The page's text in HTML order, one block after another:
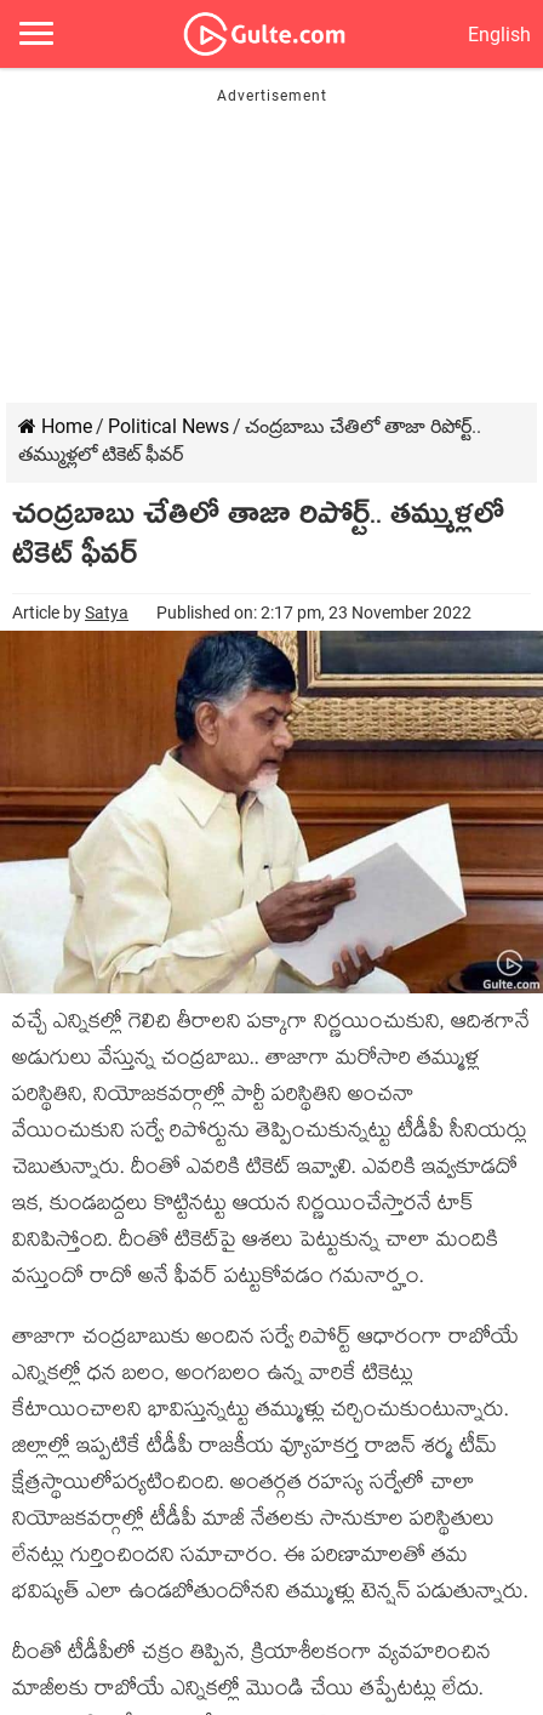
English
Home/ Political News/ చంద్ర‌బాబు చేతిలో తాజా రిపోర్ట్‌..
త‌మ్ముళ్ల‌లో టికెట్ ఫీవ‌ర్‌
చంద్ర‌బాబు చేతిలో తాజా రిపోర్ట్‌.. త‌మ్ముళ్ల‌లో
టికెట్ ఫీవ‌ర్‌
Article bySatya Published on: 2:17 pm, 23 November 2022
వ‌చ్చే ఎన్నిక‌ల్లో గెలిచి తీరాల‌ని ప‌క్కాగా నిర్ణ‌యించుకుని, ఆదిశ‌గానే
అడుగులు వేస్తున్న చంద్ర‌బాబు.. తాజాగా మ‌రోసారి త‌మ్ముళ్ల
ప‌రిస్థితిని, నియోజ‌క‌వ‌ర్గాల్లో పార్టీ ప‌రిస్థితిని అంచ‌నా
వేయించుకుని స‌ర్వే రిపోర్టును తెప్పించుకున్న‌ట్టు టీడీపీ సీనియ‌ర్లు
చెబుతున్నారు. దీంతో ఎవ‌రికి టికెట్ ఇవ్వాలి. ఎవ‌రికి ఇవ్వ‌కూడ‌దో
ఇక‌, కుండ‌బ‌ద్ద‌లు కొట్టిన‌ట్టు ఆయ‌న నిర్ణ‌యించేస్తార‌నే టాక్
వినిపిస్తోంది. దీంతో టికెట్‌పై ఆశ‌లు పెట్టుకున్న చాలా మందికి
వ‌స్తుందో రాదో అనే ఫీవ‌ర్ ప‌ట్టుకోవ‌డం గ‌మ‌నార్హం.
తాజాగా చంద్ర‌బాబుకు అందిన‌ సర్వే రిపోర్ట్‌ ఆధారంగా రాబోయే
ఎన్నికల్లో ధన బలం, అంగబలం ఉన్న వారికే టికెట్లు
కేటాయించాలని భావిస్తున్న‌ట్టు త‌మ్ముళ్లు చ‌ర్చించుకుంటున్నారు.
జిల్లాల్లో ఇప్పటికే టీడీపీ రాజకీయ వ్యూహకర్త రాబిన్ శ‌ర్మ‌ టీమ్‌
క్షేత్రస్థాయిలోప‌ర్య‌టించింది. అంతర్గత రహస్య సర్వేలో చాలా
నియోజ‌క‌వ‌ర్గాల్లో టీడీపీ మాజీ నేత‌లకు సానుకూల పరిస్థితులు
లేనట్లు గుర్తించిందని సమాచారం. ఈ పరిణామాలతో తమ
భవిష్యత్‌ ఎలా ఉండబోతుందోనని త‌మ్ముళ్లు టెన్షన్‌ పడుతున్నారు.
దీంతో టీడీపీలో చక్రం తిప్పిన, క్రియాశీలకంగా వ్యవహరించిన
మాజీలకు రాబోయే ఎన్నికల్లో మొండి చేయి తప్పేటట్లు లేదు.